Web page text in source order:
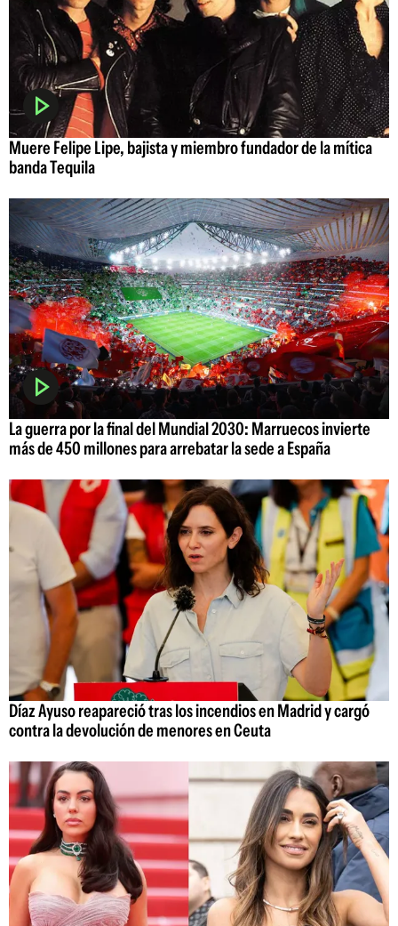
Muere Felipe Lipe, bajista y miembro fundador de la mítica
banda Tequila
La guerra por la final del Mundial 2030: Marruecos invierte
más de 450 millones para arrebatar la sede a España
Díaz Ayuso reapareció tras los incendios en Madrid y cargó
contra la devolución de menores en Ceuta